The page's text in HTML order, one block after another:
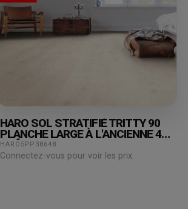
HARO SOL STRATIFIÉ TRITTY 90
PLANCHE LARGE À L'ANCIENNE 4V
CHÊNE SAVONA BLANC* SOFT
MAT TOP CONNECT PRIX POUR LE
HARO5PP38648
Connectez-vous pour voir les prix.